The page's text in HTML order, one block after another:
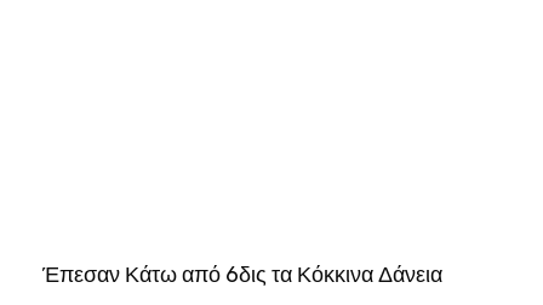
Έπεσαν Κάτω από 6δις τα Κόκκινα Δάνεια